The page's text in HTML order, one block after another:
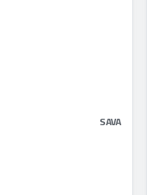
SAVA